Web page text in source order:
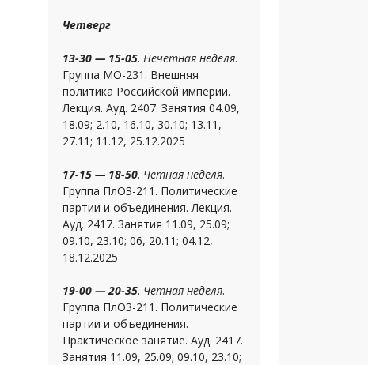
Четверг
13-30 — 15-05. Нечетная неделя.
Группа МО-231. Внешняя
политика Российской империи.
Лекция. Ауд. 2407. Занятия 04.09,
18.09; 2.10, 16.10, 30.10; 13.11,
27.11; 11.12, 25.12.2025
17-15 — 18-50. Четная неделя.
Группа ПлОЗ-211. Политические
партии и объединения. Лекция.
Ауд. 2417. Занятия 11.09, 25.09;
09.10, 23.10; 06, 20.11; 04.12,
18.12.2025
19-00 — 20-35. Четная неделя.
Группа ПлОЗ-211. Политические
партии и объединения.
Практическое занятие. Ауд. 2417.
Занятия 11.09, 25.09; 09.10, 23.10;